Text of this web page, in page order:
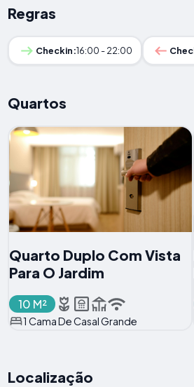
Regras
Checkin:16:00 - 22:00
Quartos
Quarto Duplo Com Vista
Para O Jardim
10 M²
1 Cama De Casal Grande
Localização